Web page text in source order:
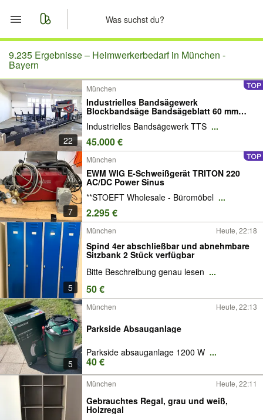
Start
Merkliste
Nachrichten
Anzeige aufgeben
9.235 Ergebnisse – Heimwerkerbedarf in München -
Bayern
22
München
Industrielles Bandsägewerk
Blockbandsäge Bandsägeblatt 60 mm
Industrielles Bandsägewerk TTS ...
45.000 €
7
München
EWM WIG E-Schweißgerät TRITON 220
AC/DC Power Sinus
**STOEFT Wholesale - Büromöbel ...
2.295 €
5
München Heute, 22:18
Spind 4er abschließbar und abnehmbare
Sitzbank 2 Stück verfügbar
Bitte Beschreibung genau lesen ...
50 €
5
München Heute, 22:13
Parkside Absauganlage
Parkside absauganlage 1200 W ...
40 €
München Heute, 22:11
Gebrauchtes Regal, grau und weiß,
Holzregal